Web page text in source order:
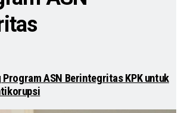
Program ASN Berintegritas KPK untuk